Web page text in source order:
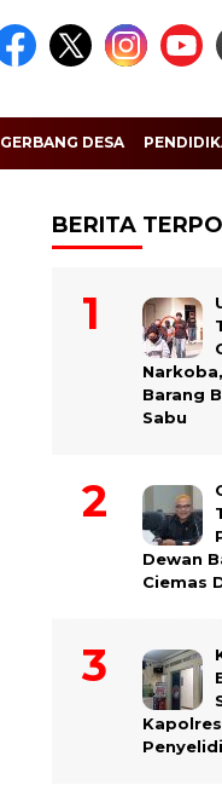
GERBANG DESA
BERITA
Barang
Sabu
Dewan
Ciemas